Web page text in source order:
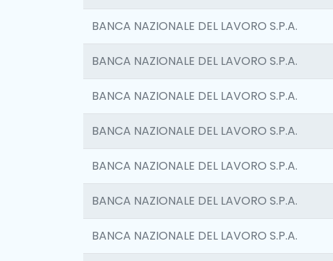
BANCA NAZIONALE DEL LAVORO S.P.A.
BANCA NAZIONALE DEL LAVORO S.P.A.
BANCA NAZIONALE DEL LAVORO S.P.A.
BANCA NAZIONALE DEL LAVORO S.P.A.
BANCA NAZIONALE DEL LAVORO S.P.A.
BANCA NAZIONALE DEL LAVORO S.P.A.
BANCA NAZIONALE DEL LAVORO S.P.A.